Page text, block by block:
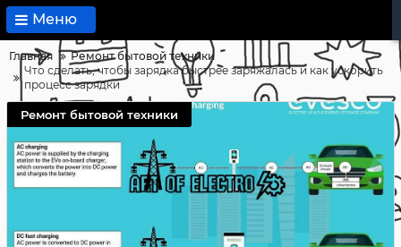
Меню
Главная
Ремонт бытовой техники
Что сделать, чтобы зарядка быстрее заряжалась и как ускорить
процесс зарядки
Ремонт бытовой техники